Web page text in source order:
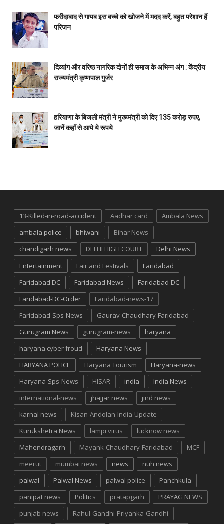
फरीदाबाद से गायब इस बच्चे को खोजने में मदद करें, बहुत परेशान हैं
परिजन
दिव्यांग और वरिष्ठ नागरिक दोनों ही समाज के अभिन्न अंग : केंद्रीय
राज्यमंत्री कृष्णपाल गुर्जर
हरियाणा के बिजली मंत्री ने मुख्य्मंत्री को दिए 135 करोड़ रुपए,
जानें कहाँ से आये ये रूपये
13-Killed-in-road-accident Aadhar card
Ambala News
ambala police
bhiwani
Bihar News
chandigarh news
DELHI HIGH COURT
Delhi News
Entertainment
Fair and Festivals
Faridabad
Faridabad DC
Faridabad News
Faridabad-DC
Faridabad-DC-Order
Faridabad-news-17
Faridabad-Sps-News
Gaurav-Chaudhary-Faridabad
Gurugram News
gurugram-news
haryana
haryana cyber froud
Haryana News
HARYANA POLICE
Haryana Tourism
Haryana-news
Haryana-Sps-News
HISAR india
India News
international-news
jhajjar news
jind news
karnal news
Kisan-Andolan-India-Update
Kurukshetra News
lampi virus
lucknow news
Mahendragarh
Mayank-Chaudhary-Faridabad
MCF
meerut
mumbai news news
nuh news
palwal
Palwal News palwal police
Panchkula
panipat news
Politics pratapgarh
PRAYAG NEWS
punjab news
Rahul-Gandhi-Priyanka-Gandhi